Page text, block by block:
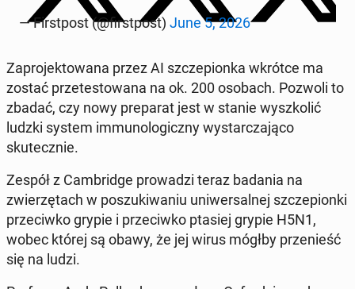
— First­post (@first­post) June 5, 2026
Za­pro­jek­towana przez AI szczepi­onka wkrótce ma
zostać przetestowana na ok. 200 osobach. Pozwoli to
zbadać, czy nowy preparat jest w stanie wyszkolić
ludzki system im­muno­log­iczny wystar­cza­ją­co
skutecznie.
Zespół z Cam­bridge prowadzi teraz badania na
zwierzę­tach w poszuki­wa­niu uni­w­er­sal­nej szczepi­on­ki
prze­ci­wko grypie i prze­ci­wko ptasiej grypie H5N1,
wobec której są obawy, że jej wirus mógłby prze­nieść
się na ludzi.